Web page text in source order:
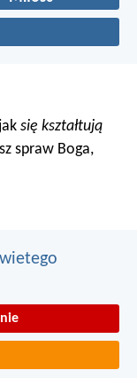
jak się kształtują
spraw Boga,